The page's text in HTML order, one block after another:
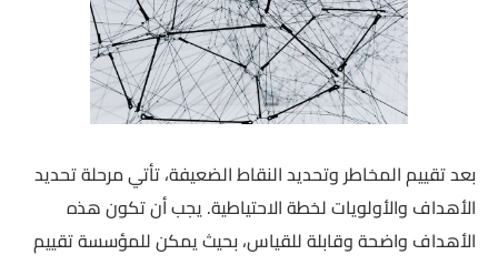
بعد تقييم المخاطر وتحديد النقاط الضعيفة، تأتي مرحلة تحديد
الأهداف والأولويات لخطة الاحتياطية. يجب أن تكون هذه
الأهداف واضحة وقابلة للقياس، بحيث يمكن للمؤسسة تقييم